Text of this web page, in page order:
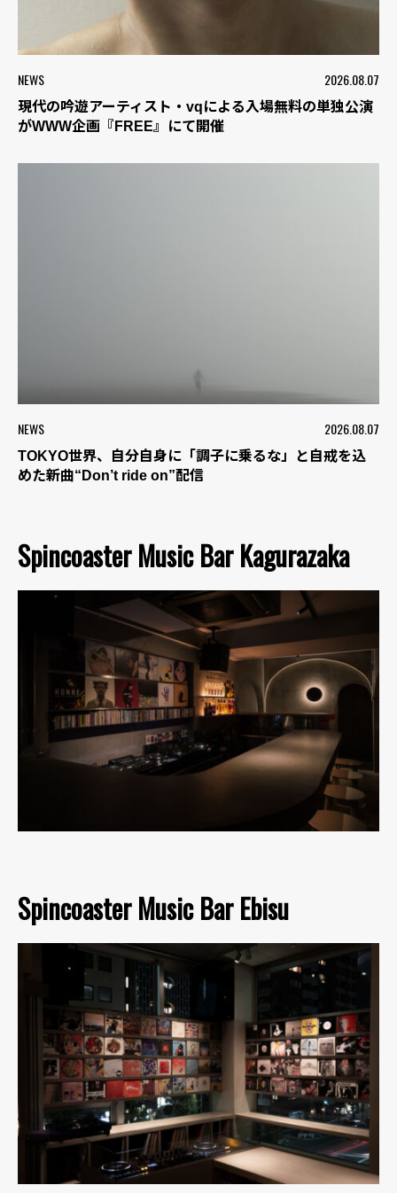
NEWS 2026.08.07
現代の吟遊アーティスト・vqによる入場無料の単独公演
がWWW企画『FREE』にて開催
NEWS 2026.08.07
TOKYO世界、自分自身に「調子に乗るな」と自戒を込
めた新曲“Don’t ride on”配信
Spincoaster Music Bar Kagurazaka
Spincoaster Music Bar Ebisu